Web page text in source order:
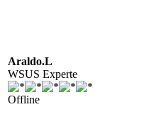
Araldo.L
WSUS Experte
Offline